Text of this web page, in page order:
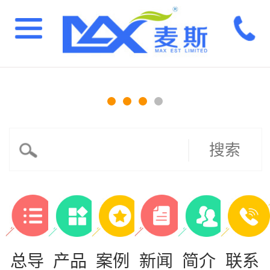
搜索
总导 产品 案例 新闻 简介 联系